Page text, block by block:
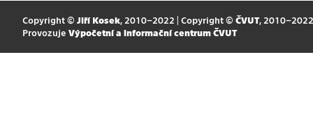
Copyright © Jiří Kosek, 2010–2022 | Copyright © ČVUT, 2010–2022
Provozuje Výpočetní a informační centrum ČVUT